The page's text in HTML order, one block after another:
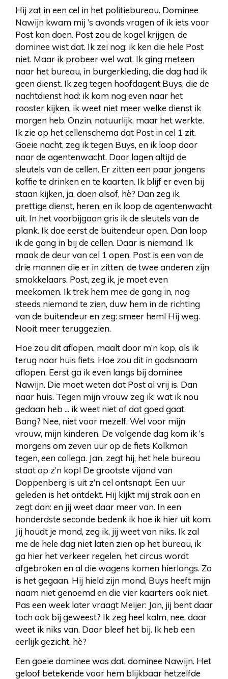
Hij zat in een cel in het politiebureau. Dominee
Nawijn kwam mij ’s avonds vragen of ik iets voor
Post kon doen. Post zou de kogel krijgen, de
dominee wist dat. Ik zei nog: ik ken die hele Post
niet. Maar ik probeer wel wat. Ik ging meteen
naar het bureau, in burgerkleding, die dag had ik
geen dienst. Ik zeg tegen hoofdagent Buys, die de
nachtdienst had: ik kom nog even naar het
rooster kijken, ik weet niet meer welke dienst ik
morgen heb. Onzin, natuurlijk, maar het werkte.
Ik zie op het cellenschema dat Post in cel 1 zit.
Goeie nacht, zeg ik tegen Buys, en ik loop door
naar de agentenwacht. Daar lagen altijd de
sleutels van de cellen. Er zitten een paar jongens
koffie te drinken en te kaarten. Ik blijf er even bij
staan kijken, ja, doen alsof, hè? Dan zeg ik,
prettige dienst, heren, en ik loop de agentenwacht
uit. In het voorbijgaan gris ik de sleutels van de
plank. Ik doe eerst de buitendeur open. Dan loop
ik de gang in bij de cellen. Daar is niemand. Ik
maak de deur van cel 1 open. Post is een van de
drie mannen die er in zitten, de twee anderen zijn
smokkelaars. Post, zeg ik, je moet even
meekomen. Ik trek hem mee de gang in, nog
steeds niemand te zien, duw hem in de richting
van de buitendeur en zeg: smeer hem! Hij weg.
Nooit meer teruggezien.
Hoe zou dit aflopen, maalt door m’n kop, als ik
terug naar huis fiets. Hoe zou dit in godsnaam
aflopen. Eerst ga ik even langs bij dominee
Nawijn. Die moet weten dat Post al vrij is. Dan
naar huis. Tegen mijn vrouw zeg ik: wat ik nou
gedaan heb ... ik weet niet of dat goed gaat.
Bang? Nee, niet voor mezelf. Wel voor mijn
vrouw, mijn kinderen. De volgende dag kom ik ’s
morgens om zeven uur op de fiets Kolkman
tegen, een collega. Jan, zegt hij, het hele bureau
staat op z’n kop! De grootste vijand van
Doppenberg is uit z’n cel ontsnapt. Een uur
geleden is het ontdekt. Hij kijkt mij strak aan en
zegt dan: en jij weet daar meer van. In een
honderdste seconde bedenk ik hoe ik hier uit kom.
Jij houdt je mond, zeg ik, jij weet van niks. Ik zal
me de hele dag niet laten zien op het bureau, ik
ga hier het verkeer regelen, het circus wordt
afgebroken en al die wagens komen hierlangs. Zo
is het gegaan. Hij hield zijn mond, Buys heeft mijn
naam niet genoemd en die vier kaarters ook niet.
Pas een week later vraagt Meijer: Jan, jij bent daar
toch ook bij geweest? Ik zeg heel kalm, nee, daar
weet ik niks van. Daar bleef het bij. Ik heb een
eerlijk gezicht, hè?
Een goeie dominee was dat, dominee Nawijn. Het
geloof betekende voor hem blijkbaar hetzelfde